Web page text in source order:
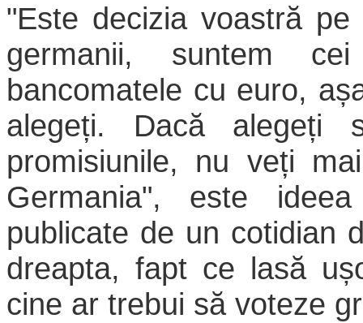
"Este decizia voastră
germanii, suntem
bancomatele cu euro,
alegeți. Dacă alegeți
promisiunile, nu veți
Germania", este
publicate de un cotidian
dreapta, fapt ce lasă
cine ar trebui să voteze